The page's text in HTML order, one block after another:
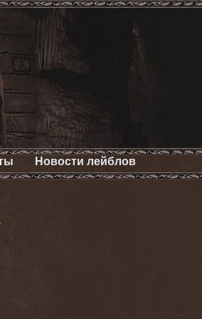
Новости лейблов